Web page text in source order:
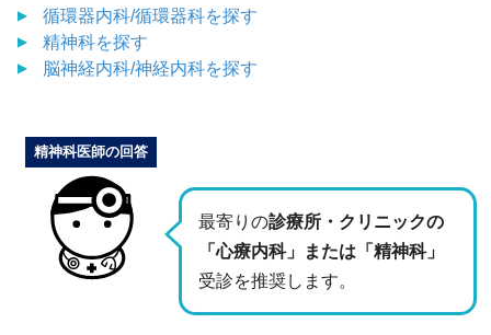
循環器内科/循環器科を探す
精神科を探す
脳神経内科/神経内科を探す
最寄りの診療所・クリニックの
「心療内科」または「精神科」
受診を推奨します。
精神科医師の回答